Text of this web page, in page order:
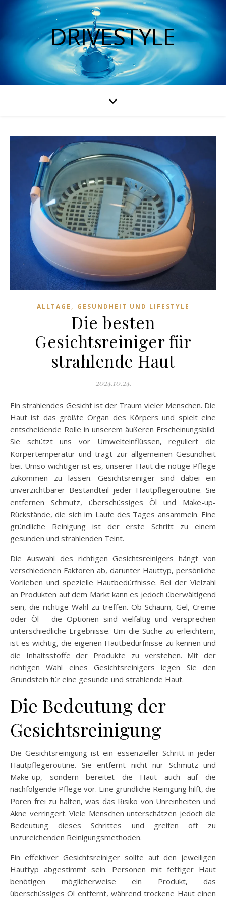
DRIVESTYLE
ALLTAGE , GESUNDHEIT UND LIFESTYLE
Die besten
Gesichtsreiniger für
strahlende Haut
2024.10.24.
Ein strahlendes Gesicht ist der Traum vieler Menschen. Die
Haut ist das größte Organ des Körpers und spielt eine
entscheidende Rolle in unserem äußeren Erscheinungsbild.
Sie schützt uns vor Umwelteinflüssen, reguliert die
Körpertemperatur und trägt zur allgemeinen Gesundheit
bei. Umso wichtiger ist es, unserer Haut die nötige Pflege
zukommen zu lassen. Gesichtsreiniger sind dabei ein
unverzichtbarer Bestandteil jeder Hautpflegeroutine. Sie
entfernen Schmutz, überschüssiges Öl und Make-up-
Rückstände, die sich im Laufe des Tages ansammeln. Eine
gründliche Reinigung ist der erste Schritt zu einem
gesunden und strahlenden Teint.
Die Auswahl des richtigen Gesichtsreinigers hängt von
verschiedenen Faktoren ab, darunter Hauttyp, persönliche
Vorlieben und spezielle Hautbedürfnisse. Bei der Vielzahl
an Produkten auf dem Markt kann es jedoch überwältigend
sein, die richtige Wahl zu treffen. Ob Schaum, Gel, Creme
oder Öl – die Optionen sind vielfältig und versprechen
unterschiedliche Ergebnisse. Um die Suche zu erleichtern,
ist es wichtig, die eigenen Hautbedürfnisse zu kennen und
die Inhaltsstoffe der Produkte zu verstehen. Mit der
richtigen Wahl eines Gesichtsreinigers legen Sie den
Grundstein für eine gesunde und strahlende Haut.
Die Bedeutung der
Gesichtsreinigung
Die Gesichtsreinigung ist ein essenzieller Schritt in jeder
Hautpflegeroutine. Sie entfernt nicht nur Schmutz und
Make-up, sondern bereitet die Haut auch auf die
nachfolgende Pflege vor. Eine gründliche Reinigung hilft, die
Poren frei zu halten, was das Risiko von Unreinheiten und
Akne verringert. Viele Menschen unterschätzen jedoch die
Bedeutung dieses Schrittes und greifen oft zu
unzureichenden Reinigungsmethoden.
Ein effektiver Gesichtsreiniger sollte auf den jeweiligen
Hauttyp abgestimmt sein. Personen mit fettiger Haut
benötigen möglicherweise ein Produkt, das
überschüssiges Öl entfernt, während trockene Haut einen